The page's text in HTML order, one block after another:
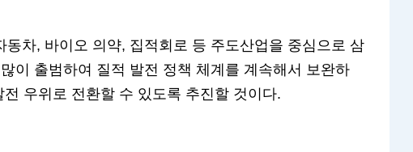
차, 바이오 의약, 집적회로 등 주도산업을 중심으로 삼
이 출범하여 질적 발전 정책 체계를 계속해서 보완하
우위로 전환할 수 있도록 추진할 것이다.